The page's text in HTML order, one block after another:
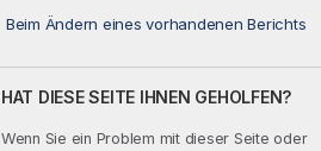
Beim Ändern eines vorhandenen Berichts
HAT DIESE SEITE IHNEN GEHOLFEN?
Wenn Sie ein Problem mit dieser Seite oder